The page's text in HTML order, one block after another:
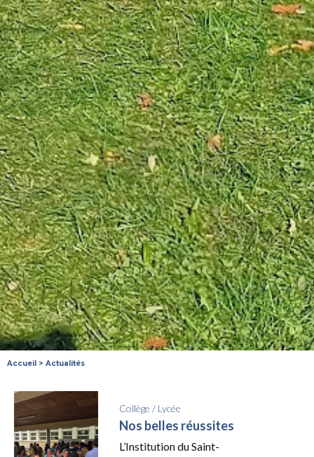
Accueil > Actualités
Collège / Lycée
Nos belles réussites
L’Institution du Saint-